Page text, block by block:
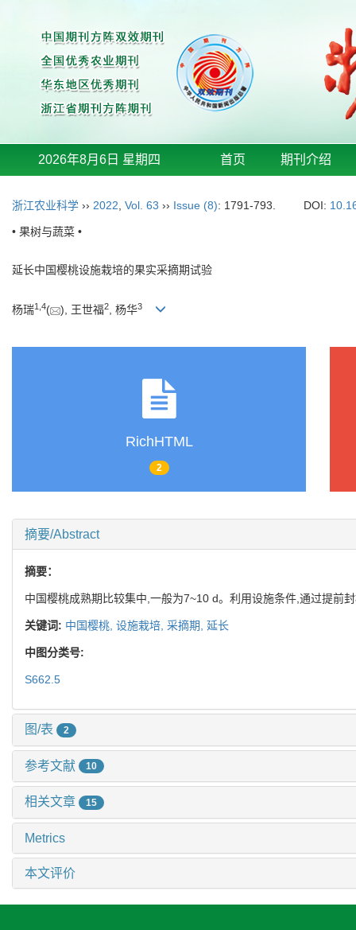
2026年8月6日 星期四 首页 期刊介绍
浙江农业科学 ›› 2022 Vol. 63 ›› Issue (8): 1791-793. DOI:
• 果树与蔬菜 •
延长中国樱桃设施栽培的果实采摘期试验
杨瑞1 4( ), 王世福2, 杨华3
RichHTML
2
摘要/Abstract
摘要：
中国樱桃成熟期比较集中,一般为7~10 d。利用设施条件,通过提前
关键词: 中国樱桃, 设施栽培, 采摘期, 延长
中图分类号:
S662.5
图/表 2
参考文献 10
相关文章 15
Metrics
本文评价